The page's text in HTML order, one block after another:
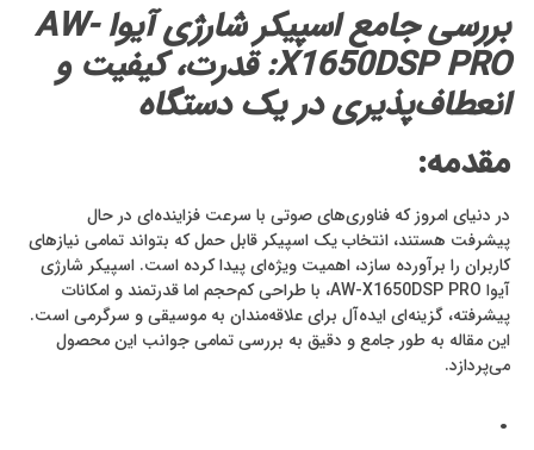
بررسی جامع اسپیکر شارژی آیوا AW-
X1650DSP PRO: قدرت، کیفیت و
انعطاف‌پذیری در یک دستگاه
مقدمه:
در دنیای امروز که فناوری‌های صوتی با سرعت فزاینده‌ای در حال
پیشرفت هستند، انتخاب یک اسپیکر قابل حمل که بتواند تمامی نیازهای
کاربران را برآورده سازد، اهمیت ویژه‌ای پیدا کرده است. اسپیکر شارژی
آیوا AW-X1650DSP PRO، با طراحی کم‌حجم اما قدرتمند و امکانات
پیشرفته، گزینه‌ای ایده‌آل برای علاقه‌مندان به موسیقی و سرگرمی است.
این مقاله به طور جامع و دقیق به بررسی تمامی جوانب این محصول
می‌پردازد.
.